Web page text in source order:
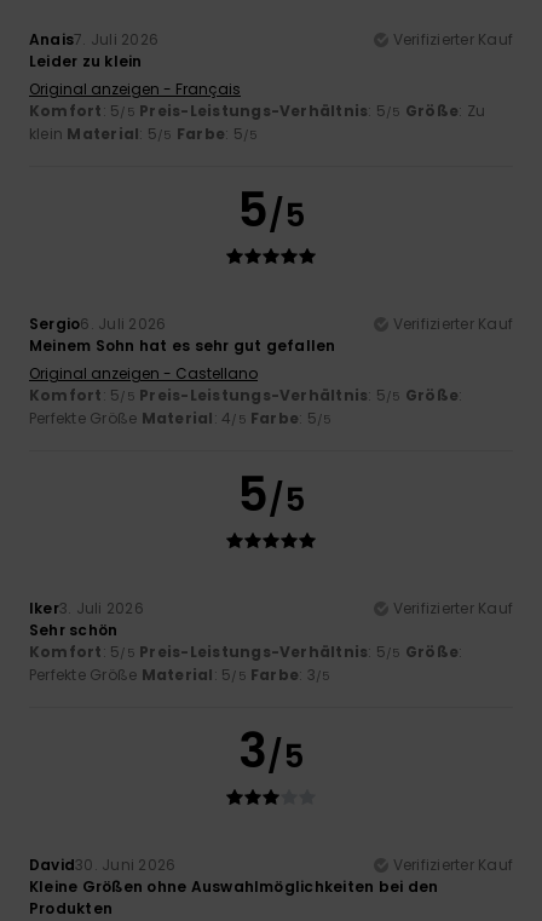
Anais7. Juli 2026
Verifizierter Kauf
Leider zu klein
Original anzeigen - Français
Komfort: 5/5 Preis-Leistungs-Verhältnis: 5/5 Größe: Zu
klein Material: 5/5 Farbe: 5/5
5/5
Sergio6. Juli 2026
Verifizierter Kauf
Meinem Sohn hat es sehr gut gefallen
Original anzeigen - Castellano
Komfort: 5/5 Preis-Leistungs-Verhältnis: 5/5 Größe:
Perfekte Größe Material: 4/5 Farbe: 5/5
5/5
Iker3. Juli 2026
Verifizierter Kauf
Sehr schön
Komfort: 5/5 Preis-Leistungs-Verhältnis: 5/5 Größe:
Perfekte Größe Material: 5/5 Farbe: 3/5
3/5
David30. Juni 2026
Verifizierter Kauf
Kleine Größen ohne Auswahlmöglichkeiten bei den
Produkten